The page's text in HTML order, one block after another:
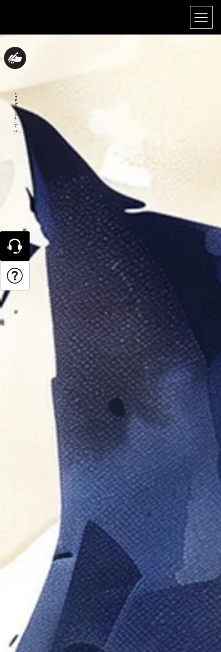
tamaku.ジャーナル